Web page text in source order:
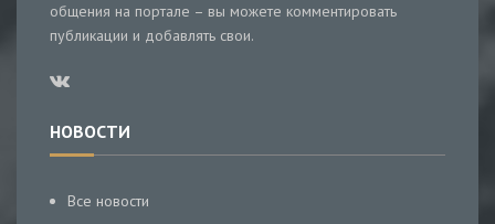
общения на портале – вы можете комментировать
публикации и добавлять свои.
НОВОСТИ
Все новости